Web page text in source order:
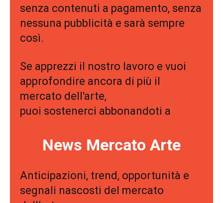
senza contenuti a pagamento, senza
nessuna pubblicità e sarà sempre
così.
Se apprezzi il nostro lavoro e vuoi
approfondire ancora di più il
mercato dell'arte,
puoi sostenerci abbonandoti a
News Mercato Arte
Anticipazioni, trend, opportunità e
segnali nascosti del mercato